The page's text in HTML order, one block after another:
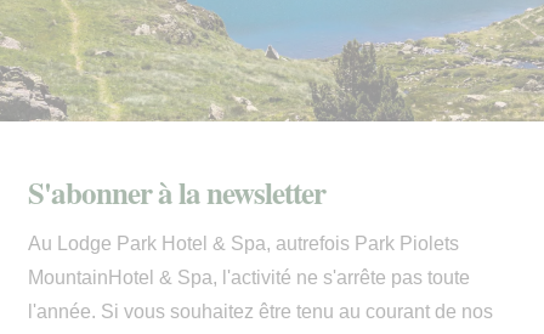
S'abonner à la newsletter
Au Lodge Park Hotel & Spa, autrefois Park Piolets
MountainHotel & Spa, l'activité ne s'arrête pas toute
l'année. Si vous souhaitez être tenu au courant de nos